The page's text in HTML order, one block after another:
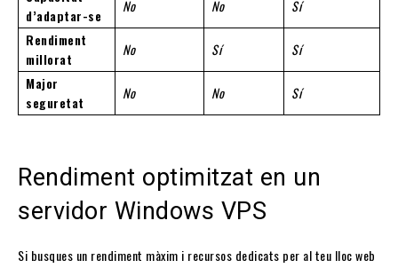
d’adaptar-se
No No
Sí
Rendiment
millorat
No Sí
Sí
Major
seguretat
No No Sí
Rendiment optimitzat en un
servidor Windows VPS
Si busques un rendiment màxim i recursos dedicats per al teu lloc web